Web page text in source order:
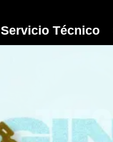
Servicio Técnico